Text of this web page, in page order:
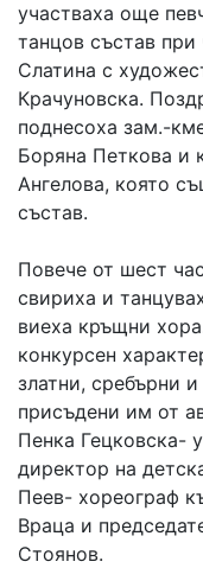
участваха още
танцов състав
Слатина с
Крачуновска.
поднесоха зам.-
Боряна Петкова и
Ангелова, която
състав.
Повече от шест
свириха и
виеха кръщни
конкурсен
златни, сребърни
присъдени им от
Пенка Гецковска-
директор на
Пеев- хореограф
Враца и
Стоянов.